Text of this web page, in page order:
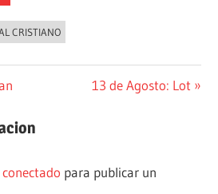
CRISTIANO
Siguiente
13 de Agosto: Lot
conectado para publicar un